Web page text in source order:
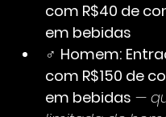
com R$40 de
em bebidas
♂ Homem:
com R$150 de
em bebidas —